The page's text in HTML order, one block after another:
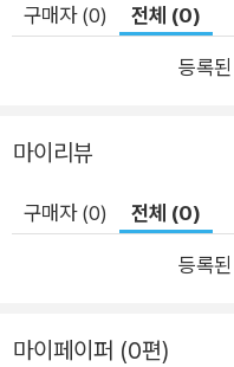
구매자 (0) 전체 (0)
등록
마이리뷰
구매자 (0) 전체 (0)
등록
마이페이퍼 (0편)